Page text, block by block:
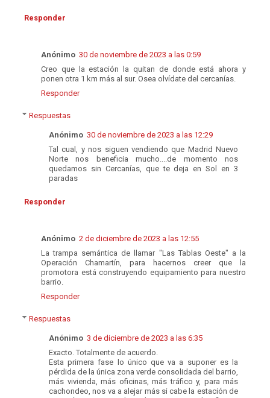
Responder
Anónimo 30 de noviembre de 2023 a las 0:59
Creo que la estación la quitan de donde está ahora y
ponen otra 1 km más al sur. Osea olvídate del cercanías.
Responder
Respuestas
Anónimo 30 de noviembre de 2023 a las 12:29
Tal cual, y nos siguen vendiendo que Madrid Nuevo
Norte nos beneficia mucho....de momento nos
quedamos sin Cercanías, que te deja en Sol en 3
paradas
Responder
Anónimo 2 de diciembre de 2023 a las 12:55
La trampa semántica de llamar "Las Tablas Oeste" a la
Operación Chamartín, para hacernos creer que la
promotora está construyendo equipamiento para nuestro
barrio.
Responder
Respuestas
Anónimo 3 de diciembre de 2023 a las 6:35
Exacto. Totalmente de acuerdo.
Esta primera fase lo único que va a suponer es la
pérdida de la única zona verde consolidada del barrio,
más vivienda, más oficinas, más tráfico y, para más
cachondeo, nos va a alejar más si cabe la estación de